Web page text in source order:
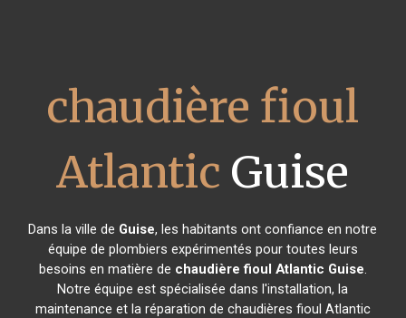
chaudière fioul
Atlantic Guise
Dans la ville de Guise, les habitants ont confiance en notre
équipe de plombiers expérimentés pour toutes leurs
besoins en matière de chaudière fioul Atlantic Guise.
Notre équipe est spécialisée dans l'installation, la
maintenance et la réparation de chaudières fioul Atlantic